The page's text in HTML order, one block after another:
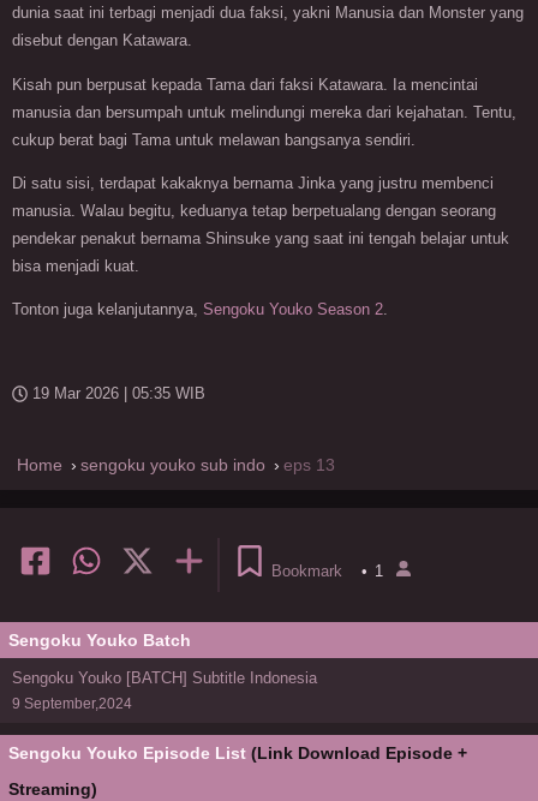
dunia saat ini terbagi menjadi dua faksi, yakni Manusia dan Monster yang
disebut dengan Katawara.
Kisah pun berpusat kepada Tama dari faksi Katawara. Ia mencintai
manusia dan bersumpah untuk melindungi mereka dari kejahatan. Tentu,
cukup berat bagi Tama untuk melawan bangsanya sendiri.
Di satu sisi, terdapat kakaknya bernama Jinka yang justru membenci
manusia. Walau begitu, keduanya tetap berpetualang dengan seorang
pendekar penakut bernama Shinsuke yang saat ini tengah belajar untuk
bisa menjadi kuat.
Tonton juga kelanjutannya, Sengoku Youko Season 2.
19 Mar 2026 | 05:35 WIB
Home sengoku youko sub indo eps 13
Bookmark • 1
Sengoku Youko Batch
Sengoku Youko [BATCH] Subtitle Indonesia
9 September,2024
Sengoku Youko Episode List (Link Download Episode +
Streaming)